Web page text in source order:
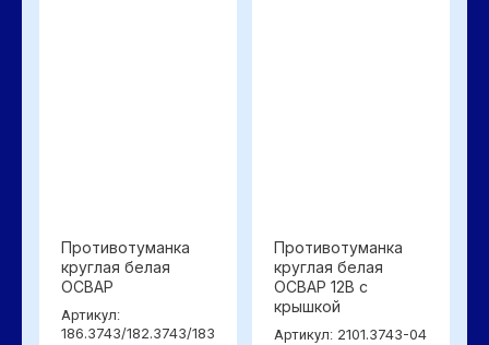
Противотуманка
круглая белая
ОСВАР
Артикул:
186.3743/182.3743/183
Противотуманка
круглая белая
ОСВАР 12В с
крышкой
Артикул: 2101.3743-04